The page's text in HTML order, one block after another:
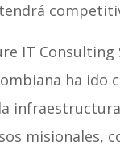
IT Consulting
ha ido
misionales,